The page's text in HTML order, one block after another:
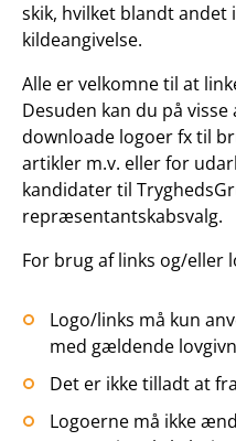
skik, hvilket blandt
kildeangivelse.
Alle er velkomne til at
Desuden kan du på
downloade logoer fx til
artikler m.v. eller for
kandidater til
repræsentantskabsvalg.
For brug af links og/eller
Logo/links må kun
med gældende
Det er ikke tilladt at
Logoerne må ikke